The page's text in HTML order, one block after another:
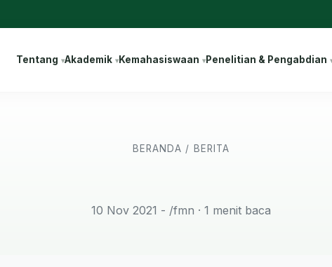
Tentang Akademik Kemahasiswaan Penelitian & Pengabdian
BERANDA / BERITA
10 Nov 2021 - /fmn · 1 menit baca